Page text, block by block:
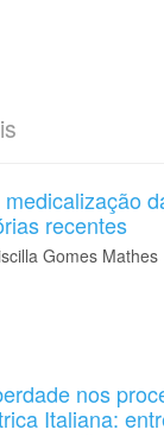
recentes
Gomes Mathes
nos
Italiana: